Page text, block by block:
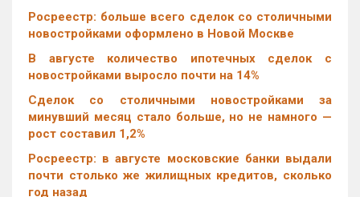
Росреестр: больше всего сделок со столичными
новостройками оформлено в Новой Москве
В августе количество ипотечных сделок с
новостройками выросло почти на 14%
Cделок со столичными новостройками за
минувший месяц стало больше, но не намного —
рост составил 1,2%
Росреестр: в августе московские банки выдали
почти столько же жилищных кредитов, сколько
год назад